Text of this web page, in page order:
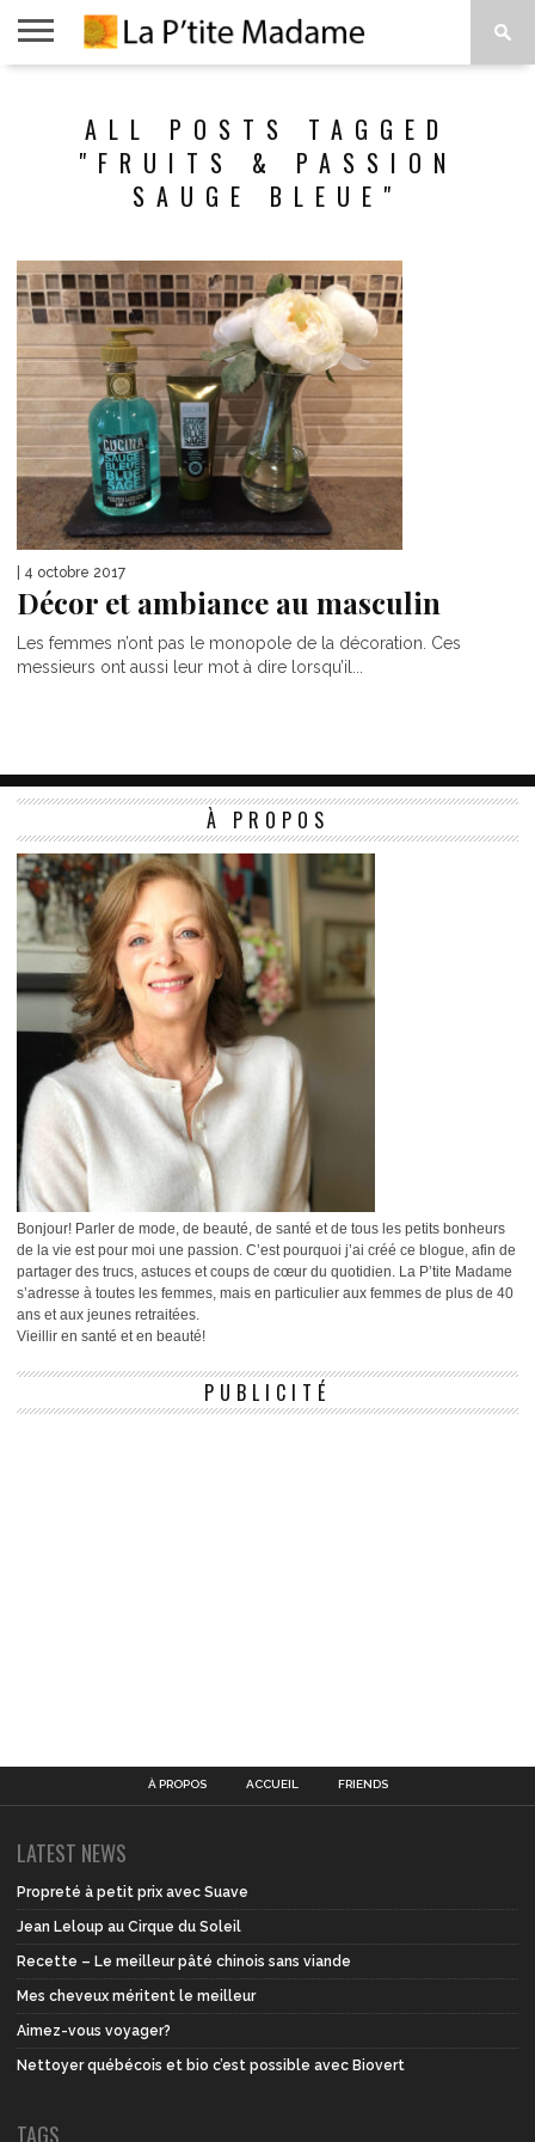
VIVRE
PROPOSALL POSTS TAGGED
"FRUITS & PASSION
SAUGE BLEUE"
| 4 octobre 2017
Décor et ambiance au masculin
Les femmes n’ont pas le monopole de la décoration. Ces
messieurs ont aussi leur mot à dire lorsqu’il...
À PROPOS
Bonjour! Parler de mode, de beauté, de santé et de tous les petits bonheurs
de la vie est pour moi une passion. C’est pourquoi j’ai créé ce blogue, afin de
partager des trucs, astuces et coups de cœur du quotidien. La P’tite Madame
s’adresse à toutes les femmes, mais en particulier aux femmes de plus de 40
ans et aux jeunes retraitées.
Vieillir en santé et en beauté!
PUBLICITÉ
À PROPOS ACCUEIL FRIENDS
LATEST NEWS
Propreté à petit prix avec Suave
Jean Leloup au Cirque du Soleil
Recette – Le meilleur pâté chinois sans viande
Mes cheveux méritent le meilleur
Aimez-vous voyager?
Nettoyer québécois et bio c’est possible avec Biovert
TAGS